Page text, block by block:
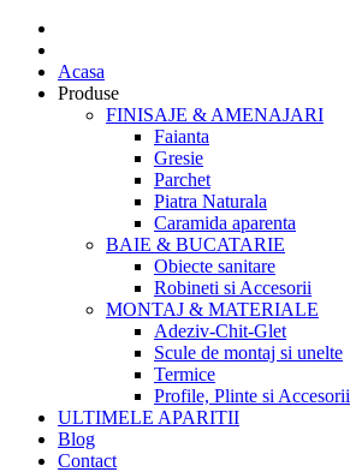
Acasa
Produse
FINISAJE & AMENAJARI
Faianta
Gresie
Parchet
Piatra Naturala
Caramida aparenta
BAIE & BUCATARIE
Obiecte sanitare
Robineti si Accesorii
MONTAJ & MATERIALE
Adeziv-Chit-Glet
Scule de montaj si unelte
Termice
Profile, Plinte si Accesorii
ULTIMELE APARITII
Blog
Contact